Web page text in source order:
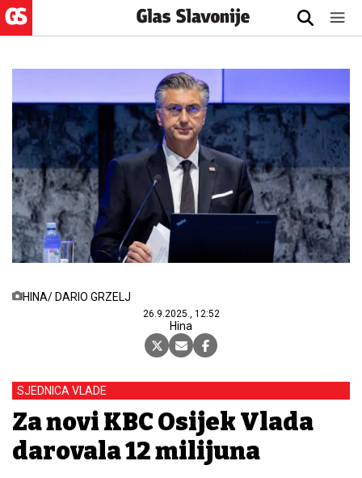
HINA/ DARIO GRZELJ
26.9.2025., 12:52
Hina
SJEDNICA VLADE
Za novi KBC Osijek Vlada
darovala 12 milijuna